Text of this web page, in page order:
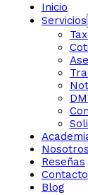
Inicio
Servicios
Nosotros
Reseñas
Contacto
Blog